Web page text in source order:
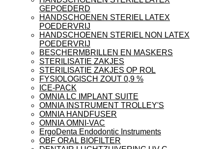
GEPOEDERD
HANDSCHOENEN STERIEL LATEX
POEDERVRIJ
HANDSCHOENEN STERIEL NON LATEX
POEDERVRIJ
BESCHERMBRILLEN EN MASKERS
STERILISATIE ZAKJES
STERILISATIE ZAKJES OP ROL
FYSIOLOGISCH ZOUT 0,9 %
ICE-PACK
OMNIA LC IMPLANT SUITE
OMNIA INSTRUMENT TROLLEY'S
OMNIA HANDFUSER
OMNIA OMNI-VAC
ErgoDenta Endodontic Instruments
OBF ORAL BIOFILTER